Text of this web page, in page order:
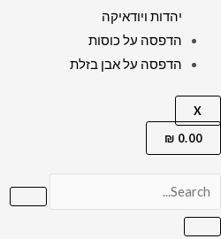
יהדות ויודאיקה
הדפסה על כוסות
הדפסה על אבן בזלת
X
0.00
₪